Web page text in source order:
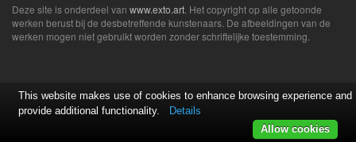
Deze site is onderdeel van www.exto.art . Het copyright op alle getoonde
werken berust bij de desbetreffende kunstenaars. De afbeeldingen van de
werken mogen niet gebruikt worden zonder schriftelijke toestemming.
This website makes use of cookies to enhance browsing experience and
provide additional functionality.
Details
Allow cookies